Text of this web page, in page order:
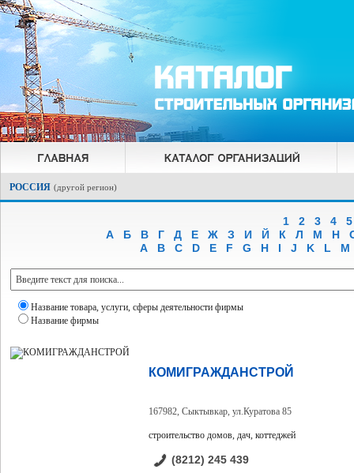
РОССИЯ (другой регион)
1 2 3 4
5
А
Б В Г Д Е Ж З И Й К Л М Н
A
B C D E F G H I J K L M
Название товара, услуги, сферы деятельности фирмы
Название фирмы
КОМИГРАЖДАНСТРОЙ
167982, Сыктывкар, ул.Куратова 85
строительство домов, дач, коттеджей
(8212) 245 439